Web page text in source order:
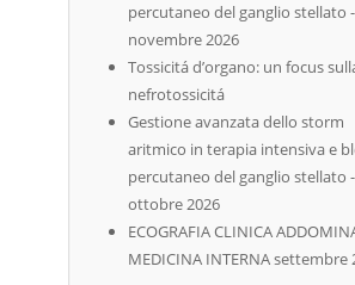
percutaneo del ganglio stellato
novembre 2026
Tossicitá d’organo: un focus
nefrotossicitá
Gestione avanzata dello storm
aritmico in terapia intensiva e
percutaneo del ganglio stellato
ottobre 2026
ECOGRAFIA CLINICA
MEDICINA INTERNA settembre